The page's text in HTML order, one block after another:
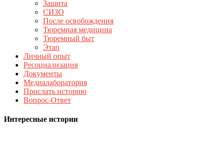
Защита
СИЗО
После освобождения
Тюремная медицина
Тюремный быт
Этап
Личный опыт
Ресоциализация
Документы
Медиалаборатория
Прислать историю
Вопрос-Ответ
Интересные истории